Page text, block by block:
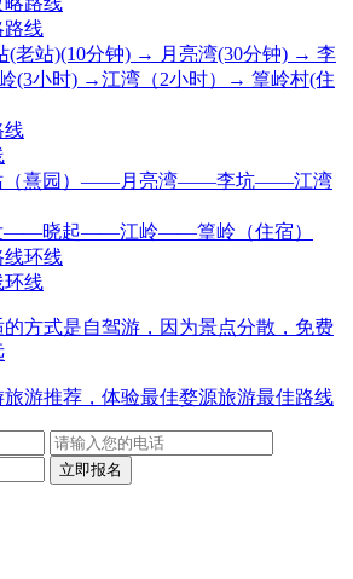
路线
(老站)(10分钟) → 月亮湾(30分钟) → 李
(3小时) →江湾（2小时）→ 篁岭村(住
（熹园）——月亮湾——李坑——江湾
——晓起——江岭——篁岭（住宿）
环线
方式是自驾游，因为景点分散，免费
游推荐，体验最佳婺源旅游最佳路线